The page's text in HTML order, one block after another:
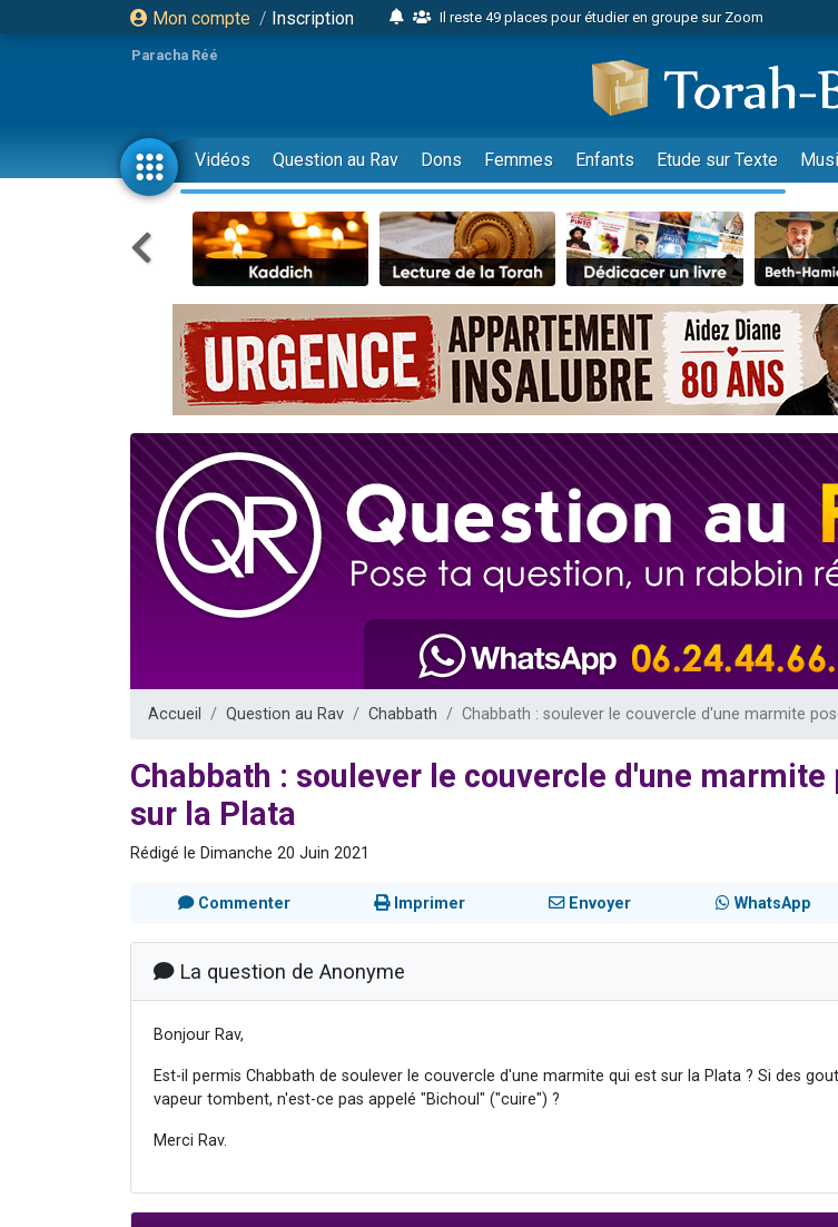
Mon compte / Inscription
Il reste 49 places pour étudier en groupe sur Zoom
2 personnes viennent de nous rejoindre sur WhatsApp
6 personnes viennent de nous rejoindre sur WhatsApp
4 personnes viennent de faire un don pour Reloger Rivka, 6
2 personnes viennent de faire un don pour 1 Journée de
17 personnes viennent de demander une bénédiction
4 personnes viennent de nous rejoindre sur WhatsApp
Il reste 49 places pour étudier en groupe sur Zoom
Eva vient de donner son Maasser
4 personnes viennent de nous rejoindre sur WhatsApp
3 personnes viennent de nous rejoindre sur WhatsApp
Odaya vient de donner son Maasser
3 personnes viennent de faire un don pour 5 jours de
2 personnes viennent de nous rejoindre sur WhatsApp
13 personnes viennent de demander une bénédiction
Il reste 49 places pour étudier en groupe sur Zoom
12 nouvelles musiques dans Torah-Box Music
29 personnes viennent de demander une bénédiction
Paracha Réé
Vidéos Question au Rav Dons Femmes Enfants Etude sur Texte
Accueil Question au Rav Chabbath Chabbath : soulever le couvercle d'une marmite
Chabbath : soulever le couvercle d'une marmite
sur la Plata
Rédigé le Dimanche 20 Juin 2021
Commenter Imprimer Envoyer WhatsApp
La question de Anonyme
Bonjour Rav,
Est-il permis Chabbath de soulever le couvercle d'une marmite qui est sur la Plata ? Si des
vapeur tombent, n'est-ce pas appelé "Bichoul" ("cuire") ?
Merci Rav.